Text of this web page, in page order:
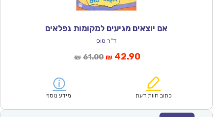
אם יוצאים מגיעים למקומות נפלאים
ד"ר סוס
₪ 61.00המחיר
₪61.00.
₪ 42.90המחיר
הוא:
כתוב חוות דעת מידע נוסף